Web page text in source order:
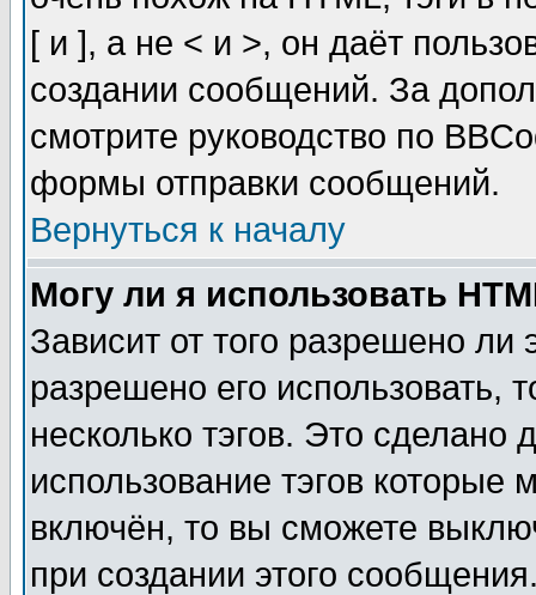
[ и ], а не < и >, он даёт
создании сообщений. За
смотрите руководство по
формы отправки сообщений.
Вернуться к началу
Могу ли я использовать
Зависит от того разрешено
разрешено его использовать,
несколько тэгов. Это сделано
использование тэгов
включён, то вы сможете
при создании этого